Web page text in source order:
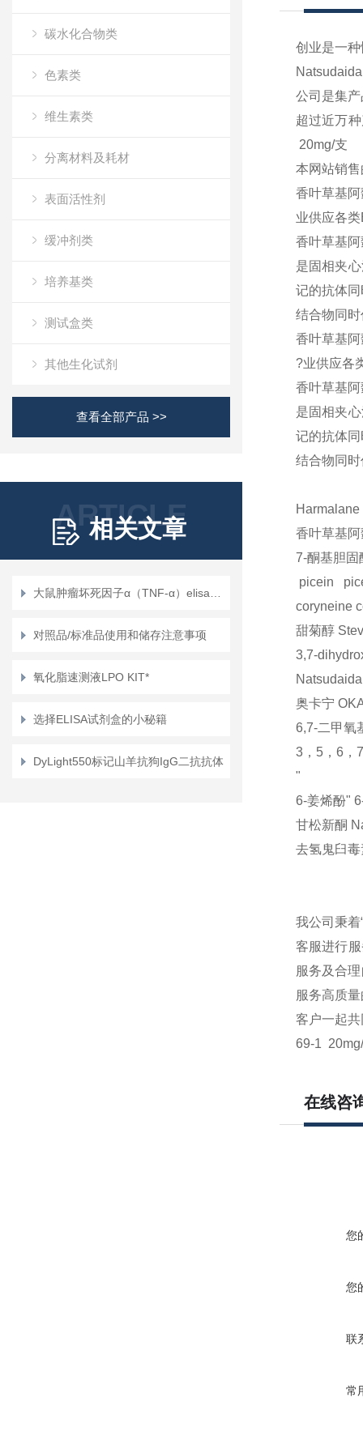
碳水化合物类
色素类
维生素类
分离材料及耗材
表面活性剂
缓冲剂类
培养基类
测试盒类
其他生化试剂
查看全部产品 >>
ARTICLE
相关文章
对照品/标准品使用和储存注意事项
氧化脂速测液LPO KIT*
选择ELISA试剂盒的小秘籍
DyLight550标记山羊抗狗IgG二抗抗体
创业是一种
公司是集
超过近万
20mg/支
本网站销
香叶草基
业供应各
香叶草基
是固相夹
记的抗体
结合物同
香叶草基
?业供应各
香叶草基
是固相夹
记的抗体
结合物同
Harmalane
香叶草基
7-酮基胆
picein
coryneine
甜菊醇
3,7-
奥卡宁
6,7-二甲氧
3，5，6，
"
6-姜烯酚"
甘松新酮
去氢鬼臼毒
我公司秉
客服进行
服务及合
服务高质
客户一起
69-1
在线咨
您
您
联
常